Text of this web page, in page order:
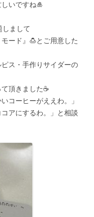
いですね🎍
しまして
ード』🍮とご用意した
ス・手作りサイダーの
頂きました☕
コーヒーがええわ。」
アにするわ。」と相談